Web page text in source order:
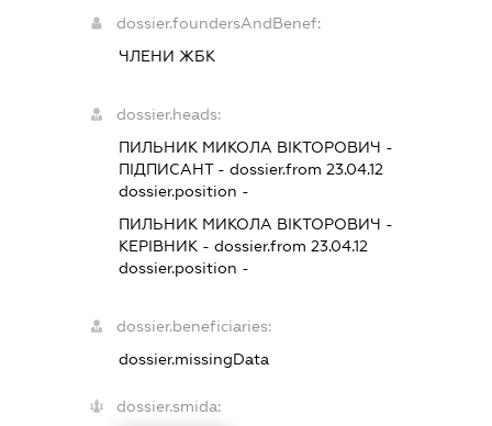
dossier.foundersAndBenef:
ЧЛЕНИ ЖБК
dossier.heads:
ПИЛЬНИК МИКОЛА ВІКТОРОВИЧ -
ПІДПИСАНТ- dossier.from 23.04.12
dossier.position -
ПИЛЬНИК МИКОЛА ВІКТОРОВИЧ -
КЕРІВНИК - dossier.from 23.04.12
dossier.position -
dossier.beneficiaries:
dossier.missingData
dossier.smida: